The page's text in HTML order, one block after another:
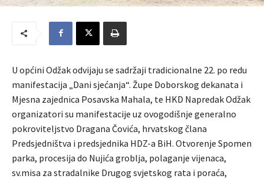
U općini Odžak odvijaju se sadržaji tradicionalne 22. po redu
manifestacija „Dani sjećanja“. Župe Doborskog dekanata i
Mjesna zajednica Posavska Mahala, te HKD Napredak Odžak
organizatori su manifestacije uz ovogodišnje generalno
pokroviteljstvo Dragana Čovića, hrvatskog člana
Predsjedništva i predsjednika HDZ-a BiH. Otvorenje Spomen
parka, procesija do Nujića groblja, polaganje vijenaca,
sv.misa za stradalnike Drugog svjetskog rata i poraća,